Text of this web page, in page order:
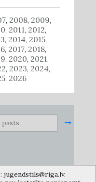
, 2008, 2009,
, 2011, 2012,
, 2014, 2015,
, 2017, 2018,
, 2020, 2021,
, 2023, 2024,
, 2026
jugendstils@riga.lv.